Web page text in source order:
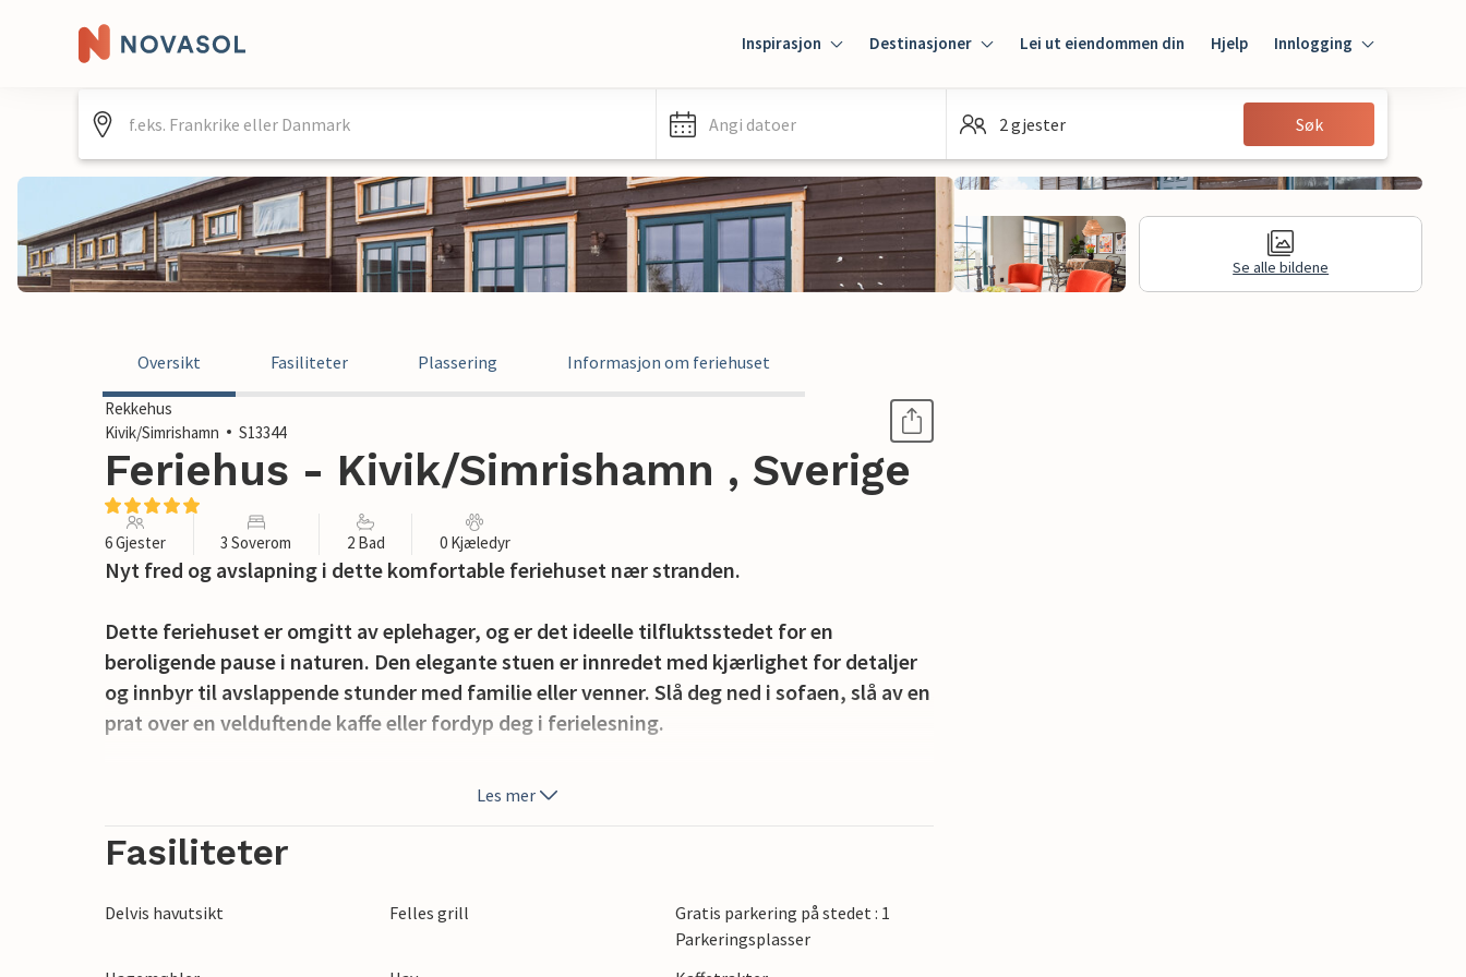
Inspirasjon Destinasjoner Lei ut eiendommen din Hjelp Innlogging
Innlogging
Gjest
Angi datoer 2 gjester Søk
Se alle bildene
Oversikt Fasiliteter Plassering Informasjon om feriehuset
Rekkehus
Kivik/Simrishamn
S13344
Feriehus - Kivik/Simrishamn , Sverige
6 Gjester 3 Soverom 2 Bad 0 Kjæledyr
Nyt fred og avslapning i dette komfortable feriehuset nær stranden.
Dette feriehuset er omgitt av eplehager, og er det ideelle tilfluktsstedet for en
beroligende pause i naturen. Den elegante stuen er innredet med kjærlighet for detaljer
og innbyr til avslappende stunder med familie eller venner. Slå deg ned i sofaen, slå av en
prat over en velduftende kaffe eller fordyp deg i ferielesning.
Gå ut om morgenen, lytt til fuglesangen og nyt utsikten over de grønne epletrærne. Spis
for en deilig grillmiddag.
Oppdag Österlen-regionen med sine kilometerlange sandstrender, besøk Stenshuvud
naturreservat og nyt det varierte kystlandskapet. Besøk Kivik marked og den historiske
Kungagraven, rusle gjennom gårdsbutikker og gallerier eller besøk spesielle steder som
Les mer
Fasiliteter
Delvis havutsikt Felles grill
Gratis parkering på stedet : 1
Parkeringsplasser